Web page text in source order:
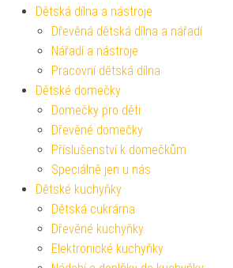
Dětská dílna a nástroje
Dřevěná dětská dílna a nářadí
Nářadí a nástroje
Pracovní dětská dílna
Dětské domečky
Domečky pro děti
Dřevěné domečky
Příslušenství k domečkům
Speciálně jen u nás
Dětské kuchyňky
Dětská cukrárna
Dřevěné kuchyňky
Elektronické kuchyňky